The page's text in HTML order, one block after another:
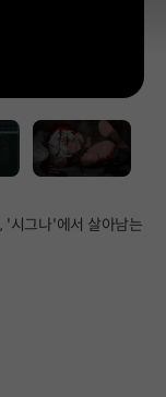
'시그나'에서 살아남는